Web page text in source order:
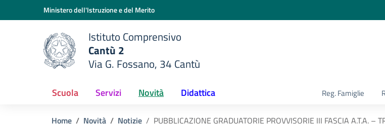
Vai ai contenuti
Vai al menu di navigazioneMinistero dell'Istruzione e del Merito
scuola
Istituto Comprensivo
Cantù 2
Via G. Fossano, 34 Cantù
Scuola Servizi Novità Didattica Reg. Famiglie
Home Novità Notizie PUBBLICAZIONE GRADUATORIE PROVVISORIE III FASCIA A.T.A.